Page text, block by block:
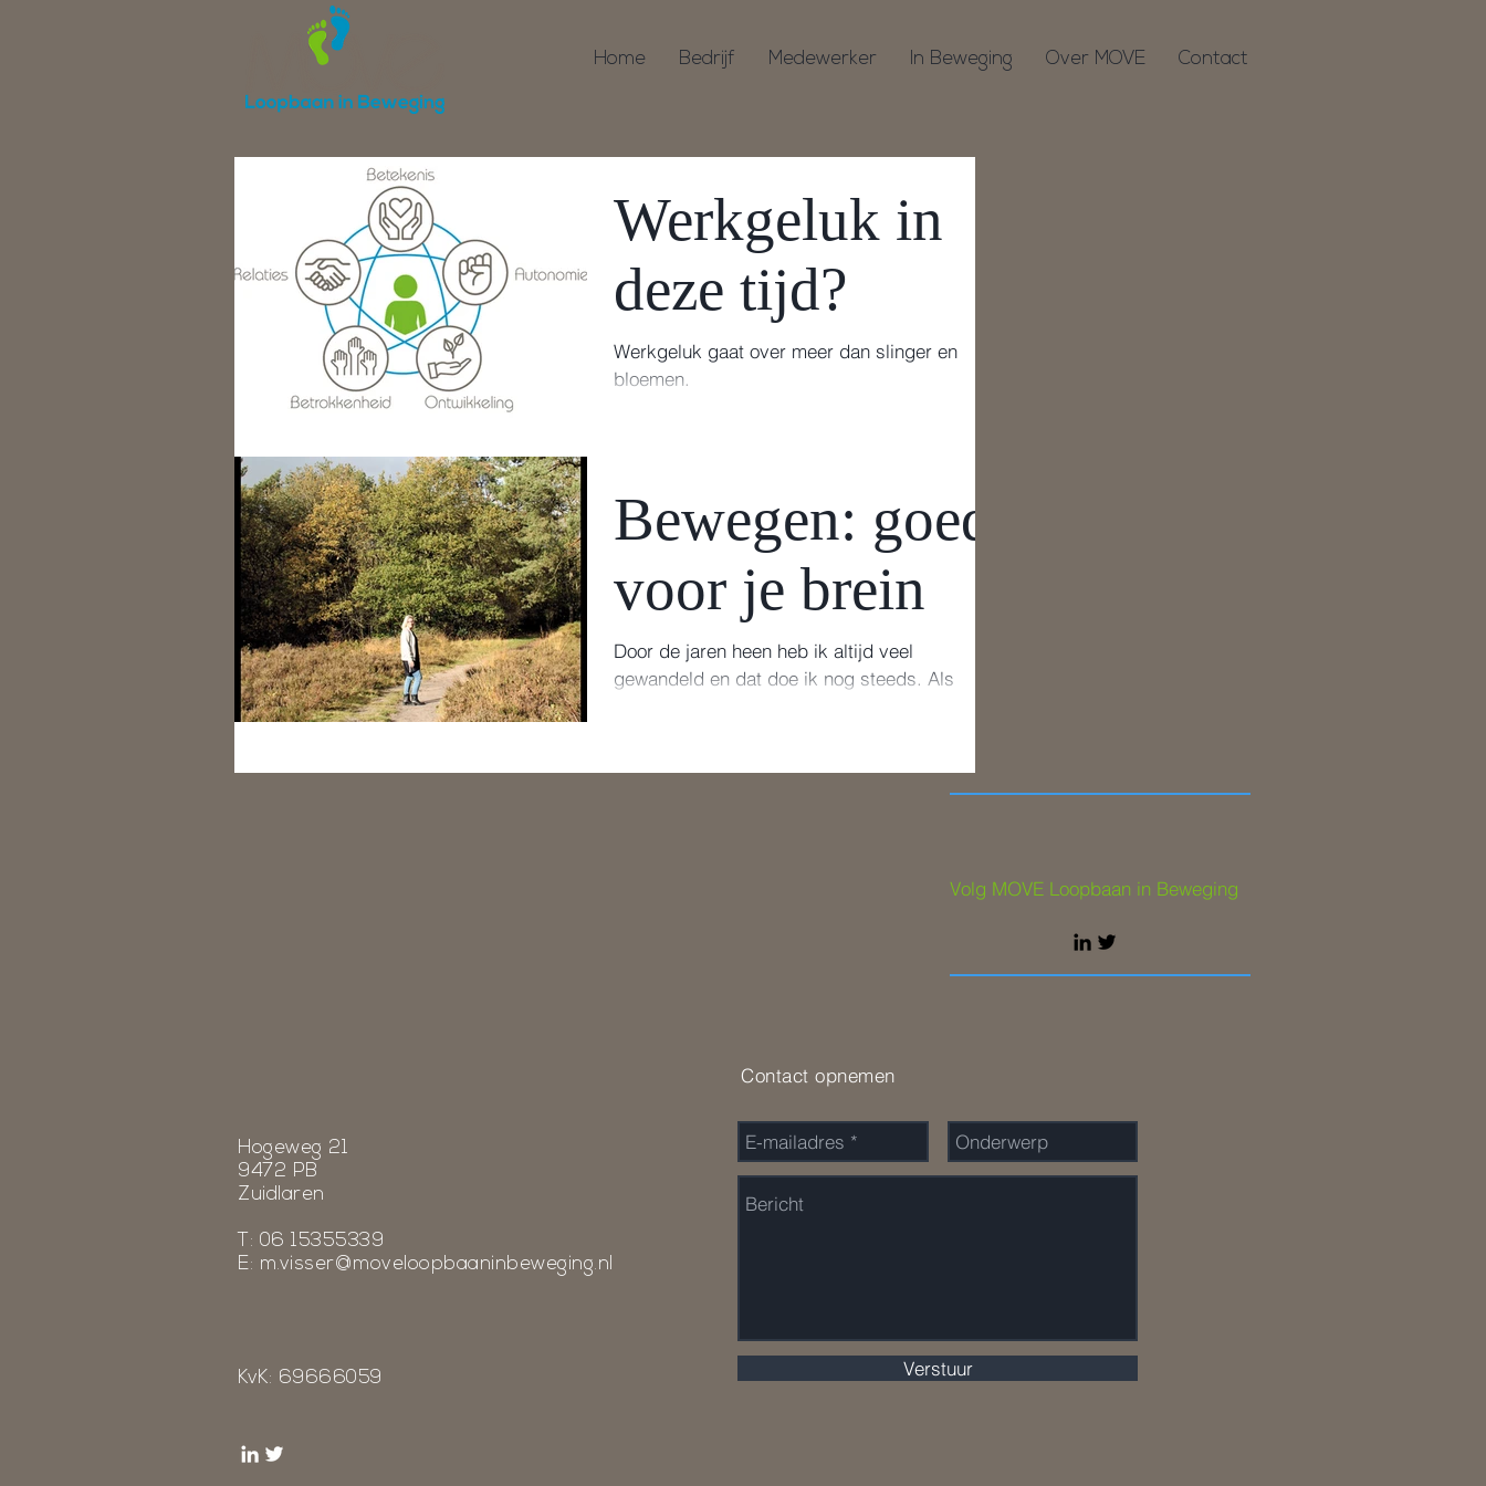
Home Bedrijf Medewerker In Beweging Over MOVE Contact
Werkgeluk in
deze tijd?
Werkgeluk gaat over meer dan slinger en
bloemen.
Bewegen: goed
voor je brein
Door de jaren heen heb ik altijd veel
gewandeld en dat doe ik nog steeds. Als
Volg MOVE Loopbaan in Beweging
Contact opnemen
Hogeweg 21
9472 PB
Zuidlaren
T: 06 15355339
E: m.visser@moveloopbaaninbeweging.nl
KvK: 69666059 Verstuur